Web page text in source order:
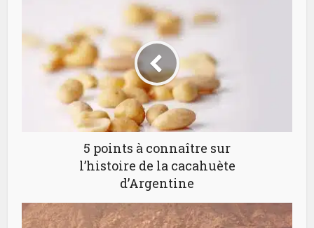
5 points à connaître sur
l’histoire de la cacahuète
d’Argentine